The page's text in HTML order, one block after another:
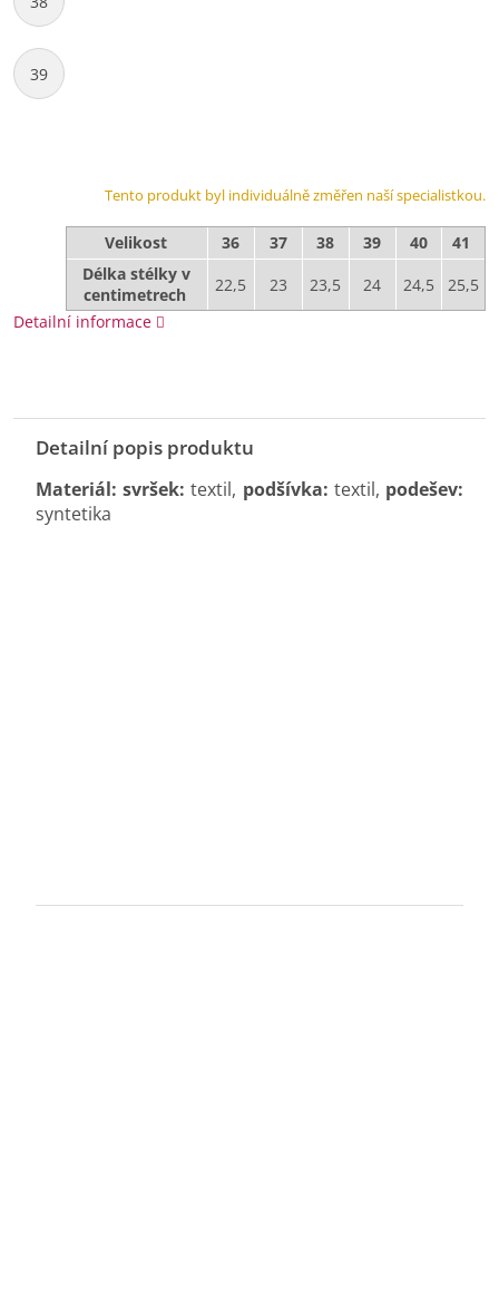
39
Tento produkt byl individuálně změřen naší specialistkou.
Velikost 36 37 38 39 40
41
Délka stélky v
centimetrech
22,5 23 23,5 24 24,5
25,5
Detailní informace
Detailní popis produktu
Materiál: svršek: textil, podšívka: textil, podešev:
syntetika